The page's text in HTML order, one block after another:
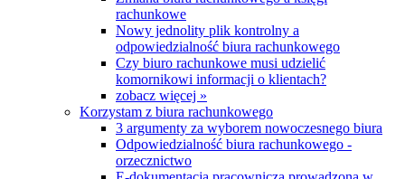
rachunkowe
Nowy jednolity plik kontrolny a
odpowiedzialność biura rachunkowego
Czy biuro rachunkowe musi udzielić
komornikowi informacji o klientach?
zobacz więcej »
Korzystam z biura rachunkowego
3 argumenty za wyborem nowoczesnego biura
Odpowiedzialność biura rachunkowego -
orzecznictwo